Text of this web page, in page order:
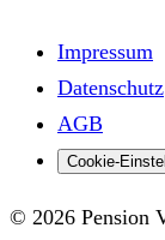
Impressum
Datenschutz
AGB
Cookie-
© 2026 Pension